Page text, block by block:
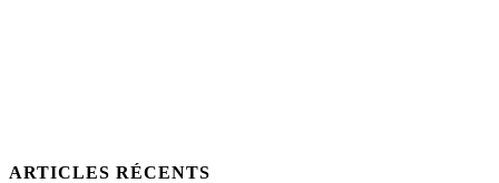
ARTICLES RÉCENTS